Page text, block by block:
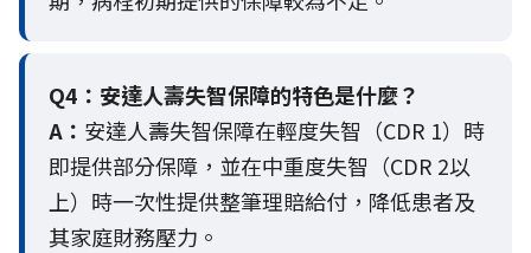
Q4： 安達人壽失智保障的特色是什麼？
A： 安達人壽失智保障在輕度失智（CDR 1）時
即提供部分保障，並在中重度失智（CDR 2以
上）時一次性提供整筆理賠給付，降低患者及
其家庭財務壓力。